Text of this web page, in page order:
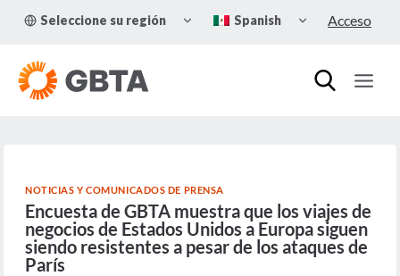
Seleccione su región
TOGGLE
CHILD
Spanish
CHILDAcceso
NOTICIAS Y COMUNICADOS DE PRENSA
Encuesta de GBTA muestra que los viajes de
negocios de Estados Unidos a Europa siguen
siendo resistentes a pesar de los ataques de
París